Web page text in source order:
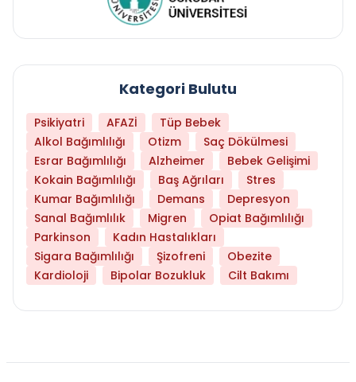
Kategori Bulutu
Psikiyatri AFAZİ
Tüp Bebek
Alkol Bağımlılığı
Otizm
Saç Dökülmesi
Esrar Bağımlılığı
Alzheimer
Bebek Gelişimi
Kokain Bağımlılığı
Baş Ağrıları
Stres
Kumar Bağımlılığı
Demans
Depresyon
Sanal Bağımlılık
Migren
Opiat Bağımlılığı
Parkinson
Kadın Hastalıkları
Sigara Bağımlılığı
Şizofreni
Obezite
Kardioloji
Bipolar Bozukluk Cilt Bakımı